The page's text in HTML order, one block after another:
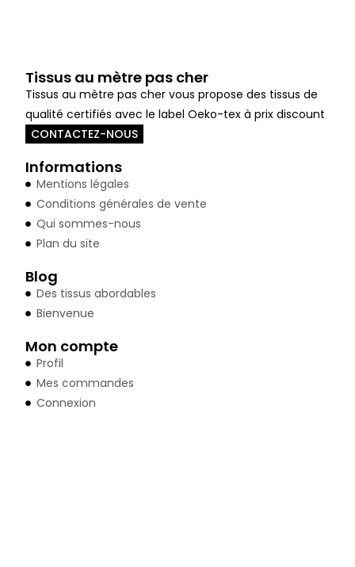
Tissus au mètre pas cher
Tissus au mètre pas cher vous propose des tissus de
qualité certifiés avec le label Oeko-tex à prix discount
CONTACTEZ-NOUS
Informations
Mentions légales
Conditions générales de vente
Qui sommes-nous
Plan du site
Blog
Des tissus abordables
Bienvenue
Mon compte
Profil
Mes commandes
Connexion